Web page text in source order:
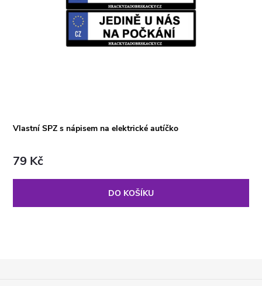
Vlastní SPZ s nápisem na elektrické autíčko
79 Kč
DO KOŠÍKU